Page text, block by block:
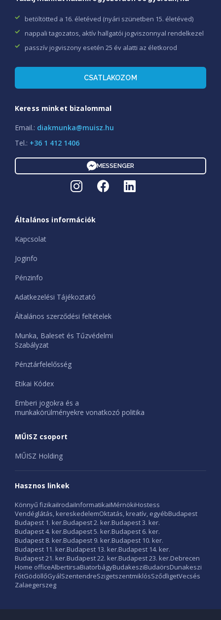
betöltötted a 16. életéved (nyári szünetben 15. életéved)
nappali tagozatos, aktív hallgatói jogviszonnyal rendelkezel
passzív jogviszony esetén 25 év alatti az életkorod
CSATLAKOZOM
Keress minket bizalommal
Email.: diakmunka@muisz.hu
Tel.: +36 1 412 1406
MESSENGER
Általános információk
Kapcsolat
Joginfo
Pénzinfo
Adatkezelési Tájékoztató
Általános szerződési feltételek
Munka, Baleset és Tűzvédelmi
Szabályzat
Pénztárfelelősség
Etikai Kódex
Emberi jogokra és a
munkakörülményekre vonatkozó politika
MŰISZ csoport
MŰISZ Holding
Hasznos linkek
Könnyű fizikaiIrodaiInformatikaiMérnökiHostess
Vendéglátás, kereskedelemOktatás, kreatív, egyébBudapest
Budapest 1. ker.Budapest 2. ker.Budapest 3. ker.
Budapest 4. ker.Budapest 5. ker.Budapest 6. ker.
Budapest 8. ker.Budapest 9. ker.Budapest 10. ker.
Budapest 11. ker.Budapest 13. ker.Budapest 14. ker.
Budapest 21. ker.Budapest 22. ker.Budapest 23. ker.Debrecen
Home officeAlbertirsaBiatorbágyBudakesziBudaörsDunakeszi
FótGödöllőGyálSzentendreSzigetszentmiklósSződligetVecsés
Zalaegerszeg